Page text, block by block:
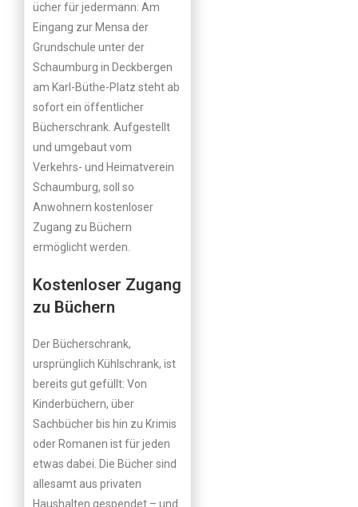
ücher für jedermann: Am
Eingang zur Mensa der
Grundschule unter der
Schaumburg in Deckbergen
am Karl-Büthe-Platz steht ab
sofort ein öffentlicher
Bücherschrank. Aufgestellt
und umgebaut vom
Verkehrs- und Heimatverein
Schaumburg, soll so
Anwohnern kostenloser
Zugang zu Büchern
ermöglicht werden.
Kostenloser Zugang
zu Büchern
Der Bücherschrank,
ursprünglich Kühlschrank, ist
bereits gut gefüllt: Von
Kinderbüchern, über
Sachbücher bis hin zu Krimis
oder Romanen ist für jeden
etwas dabei. Die Bücher sind
allesamt aus privaten
Haushalten gespendet – und